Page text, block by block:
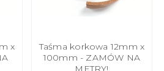
x
Taśma korkowa 12mm x
100mm - ZAMÓW NA
METRY!